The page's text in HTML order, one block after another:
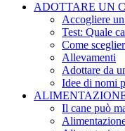
ADOTTARE UN
Accogliere
Test: Quale
Come
Allevamenti
Adottare da
Idee di nomi
Il cane può